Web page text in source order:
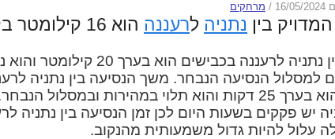
/ מרחקים
בין נתניה לרעננה הוא 16 קילומטר בקו ישר.
המרחק בין נתניה לרעננה בכבישים הוא בערך
למסלול הנסיעה הנבחר. משך הנסיעה בין נתניה
במכונית הוא בערך 25 דקות והוא תלוי במהירות ובמסלול
יש פקקים בשעות היום לכן זמן הנסיעה בין נתניה
עלול להיות גדול משמעותית מהנקוב.